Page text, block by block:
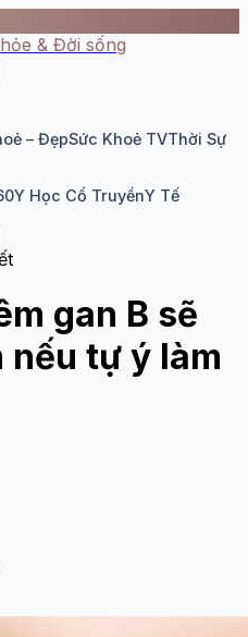
& Đời sống
– ĐẹpSức Khoẻ TVThời Sự
Y Học Cổ TruyềnY Tế
gan B sẽ
tự ý làm